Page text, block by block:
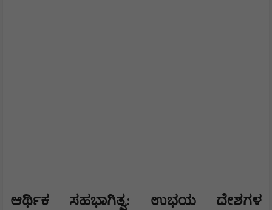
​​ಆರ್ಥಿಕ ಸಹಭಾಗಿತ್ವ: ಉಭಯ ದೇಶಗಳ